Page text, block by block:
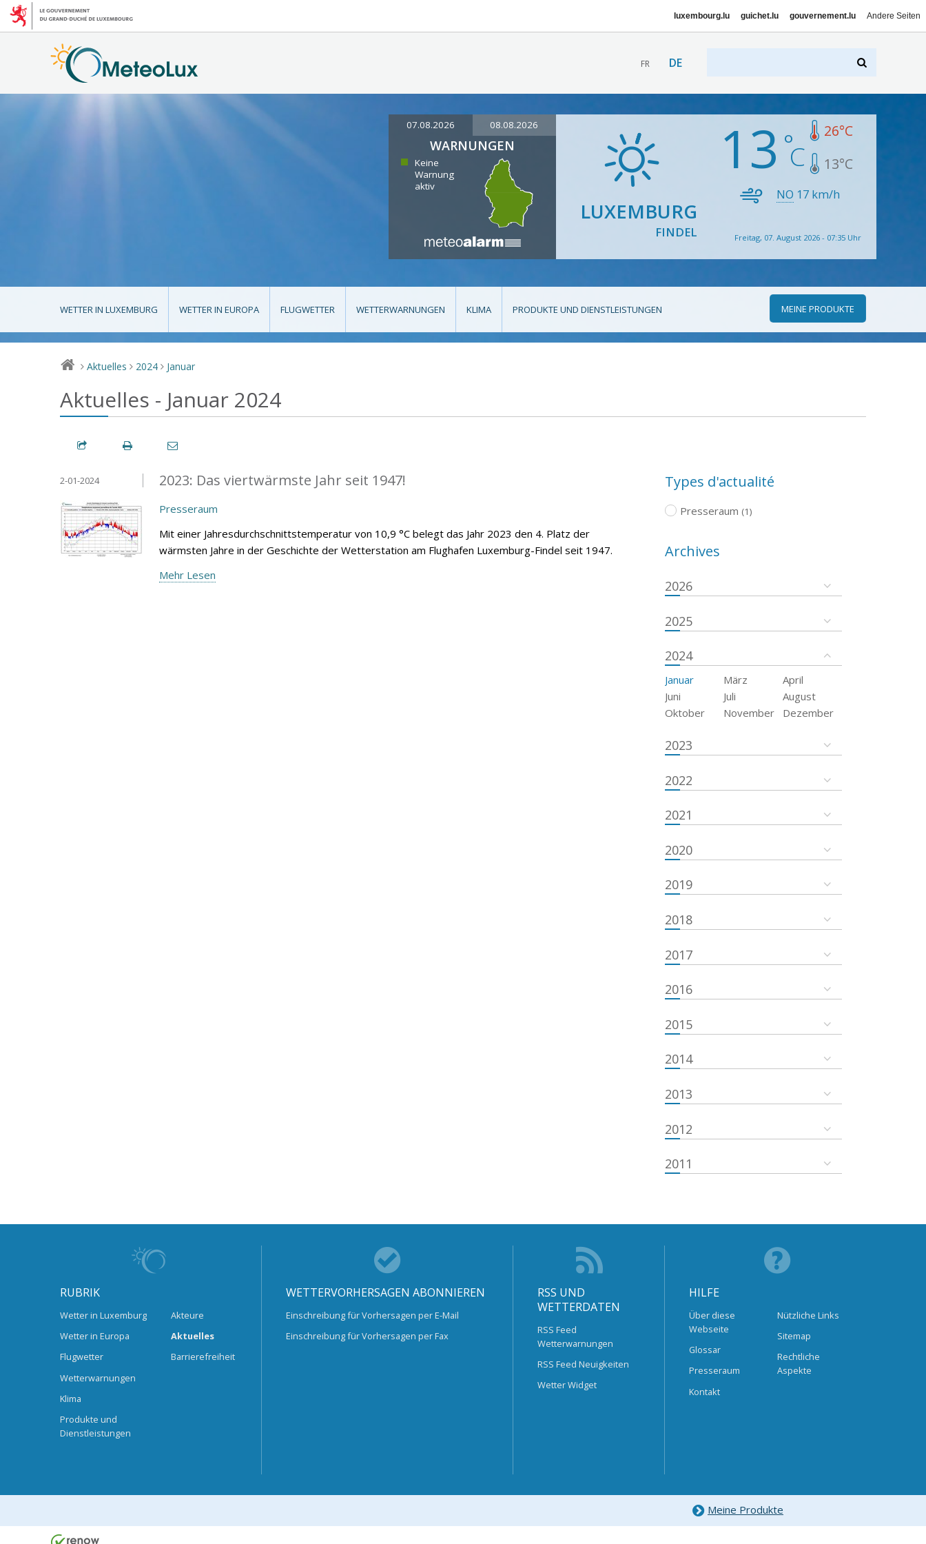
luxembourg.lu guichet.lu gouvernement.lu Andere Seiten
FR DE
07.08.2026 08.08.2026
WARNUNGEN
Keine
Warnung
aktiv
LUXEMBURG
FINDEL
13 26°C
13°C
NO 17 km/h
Freitag, 07. August 2026 - 07:35 Uhr
WETTER IN LUXEMBURG WETTER IN EUROPA FLUGWETTER WETTERWARNUNGEN KLIMA PRODUKTE UND DIENSTLEISTUNGEN MEINE PRODUKTE
> Aktuelles > 2024 > Januar
Aktuelles - Januar 2024
2023: Das viertwärmste Jahr seit 1947!
2-01-2024
Presseraum
Mit einer Jahresdurchschnittstemperatur von 10,9 °C belegt das Jahr 2023 den 4. Platz der
wärmsten Jahre in der Geschichte der Wetterstation am Flughafen Luxemburg-Findel seit 1947.
Mehr Lesen
Types d'actualité
Presseraum (1)
Archives
2026
2025
2024
Januar März
April
Juni
Juli
August
Oktober
November Dezember
2023
2022
2021
2020
2019
2018
2017
2016
2015
2014
2013
2012
2011
RUBRIK
Wetter in Luxemburg
Wetter in Europa
Flugwetter
Wetterwarnungen
Klima
Produkte und
Dienstleistungen
Akteure
Aktuelles
Barrierefreiheit
WETTERVORHERSAGEN ABONNIEREN
Einschreibung für Vorhersagen per E-Mail
Einschreibung für Vorhersagen per Fax
RSS UND
WETTERDATEN
RSS Feed
Wetterwarnungen
RSS Feed Neuigkeiten
Wetter Widget
HILFE
Über diese
Webseite
Glossar
Presseraum
Kontakt
Nützliche Links
Sitemap
Rechtliche
Aspekte
Meine Produkte